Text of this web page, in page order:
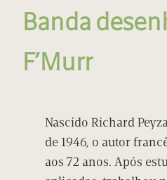
Banda
F’Murr
Nascido Richard
de 1946, o autor
aos 72 anos. Após